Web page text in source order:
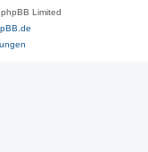
Limited